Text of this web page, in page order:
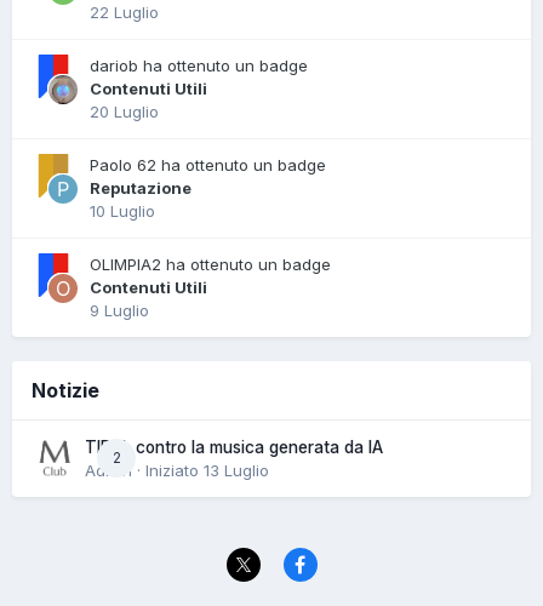
22 Luglio
dariob ha ottenuto un badge
Contenuti Utili
20 Luglio
Paolo 62 ha ottenuto un badge
Reputazione
10 Luglio
OLIMPIA2 ha ottenuto un badge
Contenuti Utili
9 Luglio
Notizie
2
TIDAL contro la musica generata da IA
Admin · Iniziato 13 Luglio